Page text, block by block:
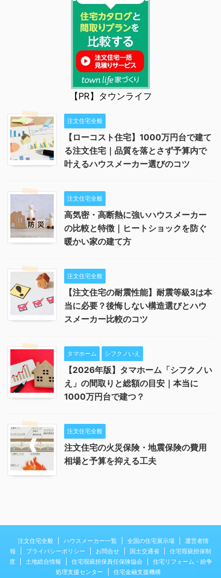
【PR】タウンライフ
注文住宅全般
【ローコスト住宅】1000万円台で建て
る注文住宅｜品質を落とさず予算内で
叶えるハウスメーカー選びのコツ
注文住宅全般
高気密・高断熱に強いハウスメーカー
の比較と特徴｜ヒートショックを防ぐ
暖かい家の建て方
注文住宅全般
【注文住宅の耐震性能】耐震等級3は本
当に必要？後悔しない構造選びとハウ
スメーカー比較のコツ
タマホーム シフクノいえ
【2026年版】タマホーム「シフクノい
え」の間取りと総額の目安｜本当に
1000万円台で建つ？
注文住宅全般
注文住宅の火災保険・地震保険の費用
相場と予算を抑える工夫
注文住宅全般 ハウスメーカー一覧 全国の住宅展示場
運営者情
報
プライバシーポリシー お問合せ 国土交通省
住宅瑕疵担保制
度
土地総合情報 住宅瑕疵担保責任保険協会
住宅リフォーム・紛争
処理支援センター
住宅金融支援機構